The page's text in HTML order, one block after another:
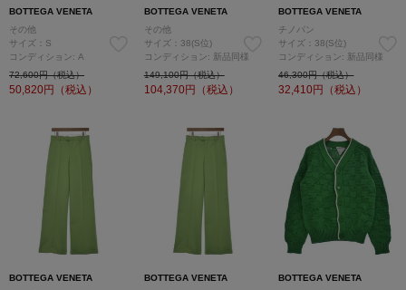
BOTTEGA VENETA
その他
サイズ：S
コンディション: A
72,600円（税込）
50,820円（税込）
BOTTEGA VENETA
その他
サイズ：38(S位)
コンディション: 新品同様
149,100円（税込）
104,370円（税込）
BOTTEGA VENETA
チノパン
サイズ：38(S位)
コンディション: 新品同様
46,300円（税込）
32,410円（税込）
BOTTEGA VENETA
BOTTEGA VENETA
BOTTEGA VENETA